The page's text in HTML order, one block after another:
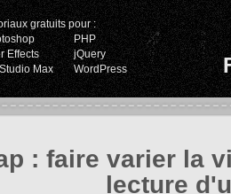
gratuits pour :
PHP
Effects
jQuery
Max
WordPress
: faire varier la
lecture